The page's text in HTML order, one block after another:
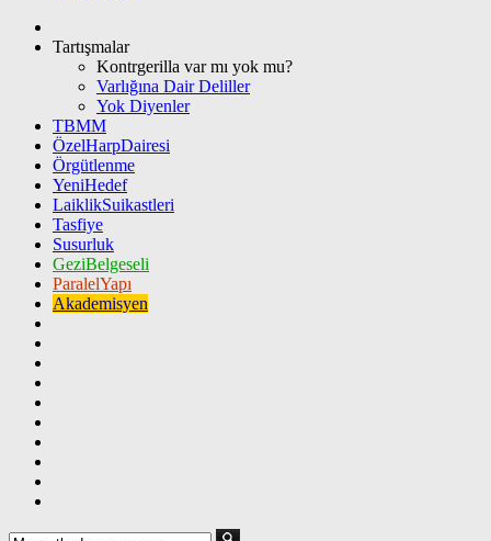
Tartışmalar
Kontrgerilla var mı yok mu?
Varlığına Dair Deliller
Yok Diyenler
TBMM
ÖzelHarpDairesi
Örgütlenme
YeniHedef
LaiklikSuikastleri
Tasfiye
Susurluk
GeziBelgeseli
ParalelYapı
Akademisyen